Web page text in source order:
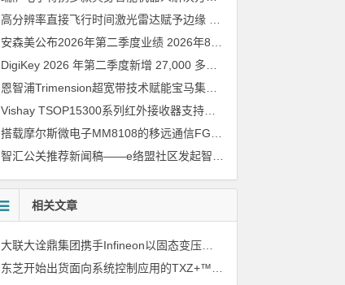
安森美公布2026年第二季度业绩 2026年8月6日
恩智浦Trimension超宽带技术赋能宝马集团Digital Key Plus及生命体存在检测功能
Vishay TSOP15300系列红外接收器支持所有主流遥控代码
相关文章
大联大诠鼎集团携手Infineon以固态变压器重构配电效率新标杆